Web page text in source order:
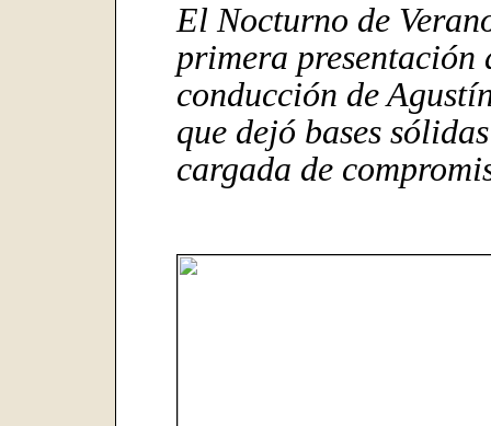
El Nocturno de
primera
conducción de
que dejó bases
cargada de